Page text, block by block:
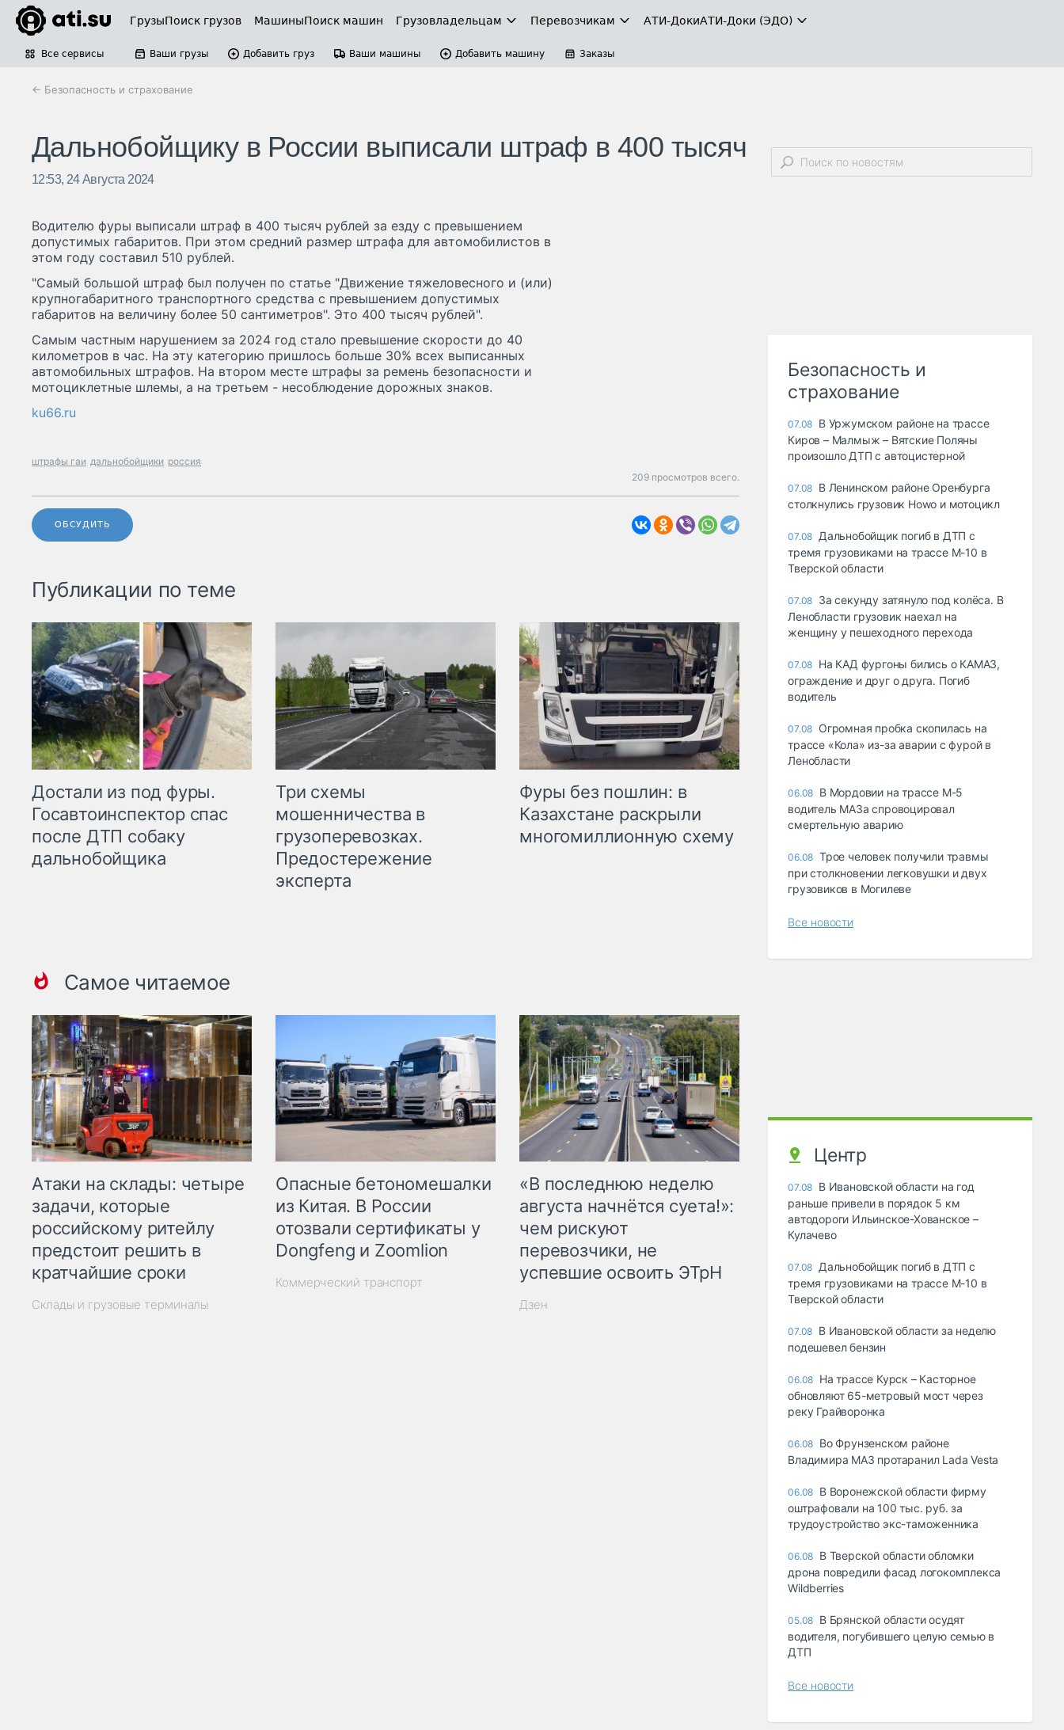
ГрузыПоиск грузов МашиныПоиск машин Грузовладельцам Перевозчикам АТИ-ДокиАТИ-Доки (ЭДО)
Все сервисы Ваши грузы Добавить груз Ваши машины Добавить машину Заказы
← Безопасность и страхование
Дальнобойщику в России выписали штраф в 400 тысяч
12:53, 24 Августа 2024
Водителю фуры выписали штраф в 400 тысяч рублей за езду с превышением
допустимых габаритов. При этом средний размер штрафа для автомобилистов в
этом году составил 510 рублей.
"Самый большой штраф был получен по статье "Движение тяжеловесного и (или)
крупногабаритного транспортного средства с превышением допустимых
габаритов на величину более 50 сантиметров". Это 400 тысяч рублей".
Самым частным нарушением за 2024 год стало превышение скорости до 40
километров в час. На эту категорию пришлось больше 30% всех выписанных
автомобильных штрафов. На втором месте штрафы за ремень безопасности и
мотоциклетные шлемы, а на третьем - несоблюдение дорожных знаков.
ku66.ru
штрафы гаи дальнобойщики россия
209 просмотров всего.
ОБСУДИТЬ
Публикации по теме
Достали из под фуры.
Госавтоинспектор спас
после ДТП собаку
дальнобойщика
Три схемы
мошенничества в
грузоперевозках.
Предостережение
эксперта
Фуры без пошлин: в
Казахстане раскрыли
многомиллионную схему
Самое читаемое
Атаки на склады: четыре
задачи, которые
российскому ритейлу
предстоит решить в
кратчайшие сроки
Склады и грузовые терминалы
Опасные бетономешалки
из Китая. В России
отозвали сертификаты у
Dongfeng и Zoomlion
Коммерческий транспорт
«В последнюю неделю
августа начнётся суета!»:
чем рискуют
перевозчики, не
успевшие освоить ЭТрН
Дзен
Безопасность и
страхование
07.08 В Уржумском районе на трассе
Киров – Малмыж – Вятские Поляны
произошло ДТП с автоцистерной
07.08 В Ленинском районе Оренбурга
столкнулись грузовик Howo и мотоцикл
07.08 Дальнобойщик погиб в ДТП с
тремя грузовиками на трассе М-10 в
Тверской области
07.08 За секунду затянуло под колёса. В
Ленобласти грузовик наехал на
женщину у пешеходного перехода
07.08 На КАД фургоны бились о КАМАЗ,
ограждение и друг о друга. Погиб
водитель
07.08 Огромная пробка скопилась на
трассе «Кола» из-за аварии с фурой в
Ленобласти
06.08 В Мордовии на трассе М-5
водитель МАЗа спровоцировал
смертельную аварию
06.08 Трое человек получили травмы
при столкновении легковушки и двух
грузовиков в Могилеве
Все новости
Центр
07.08 В Ивановской области на год
раньше привели в порядок 5 км
автодороги Ильинское-Хованское –
Кулачево
07.08 Дальнобойщик погиб в ДТП с
тремя грузовиками на трассе М-10 в
Тверской области
07.08 В Ивановской области за неделю
подешевел бензин
06.08 На трассе Курск – Касторное
обновляют 65-метровый мост через
реку Грайворонка
06.08 Во Фрунзенском районе
Владимира МАЗ протаранил Lada Vesta
06.08 В Воронежской области фирму
оштрафовали на 100 тыс. руб. за
трудоустройство экс-таможенника
06.08 В Тверской области обломки
дрона повредили фасад логокомплекса
Wildberries
05.08 В Брянской области осудят
водителя, погубившего целую семью в
ДТП
Все новости